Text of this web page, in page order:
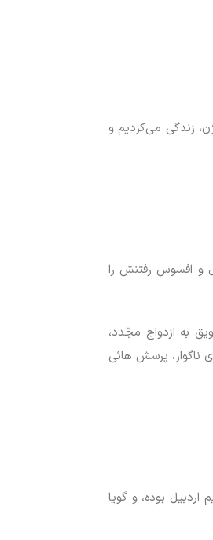
زندگی می‌کردیم و
و افسوس رفتنش را
به ازدواج مجّدد،
ناگوار، پرسش هائی
بوده، و گویا